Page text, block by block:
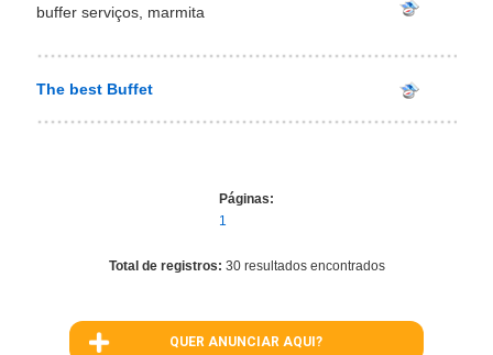
buffer serviços, marmita
The best Buffet
Páginas:
1
Total de registros: 30 resultados encontrados
QUER ANUNCIAR AQUI?